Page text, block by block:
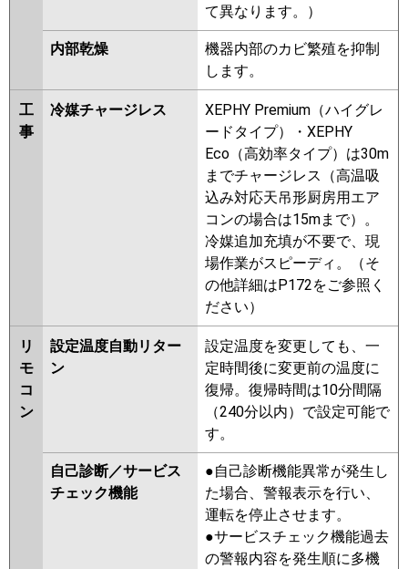
て異なります。）
内部乾燥
機器内部のカビ繁殖を抑制
します。
工
事
冷媒チャージレス
XEPHY Premium（ハイグレ
ードタイプ）・XEPHY
Eco（高効率タイプ）は30m
までチャージレス（高温吸
込み対応天吊形厨房用エア
コンの場合は15mまで）。
冷媒追加充填が不要で、現
場作業がスピーディ。（そ
の他詳細はP172をご参照く
ださい）
リ
モ
コ
ン
設定温度自動リター
ン
設定温度を変更しても、一
定時間後に変更前の温度に
復帰。復帰時間は10分間隔
（240分以内）で設定可能で
す。
自己診断／サービス
チェック機能
●自己診断機能異常が発生し
た場合、警報表示を行い、
運転を停止させます。
●サービスチェック機能過去
の警報内容を発生順に多機